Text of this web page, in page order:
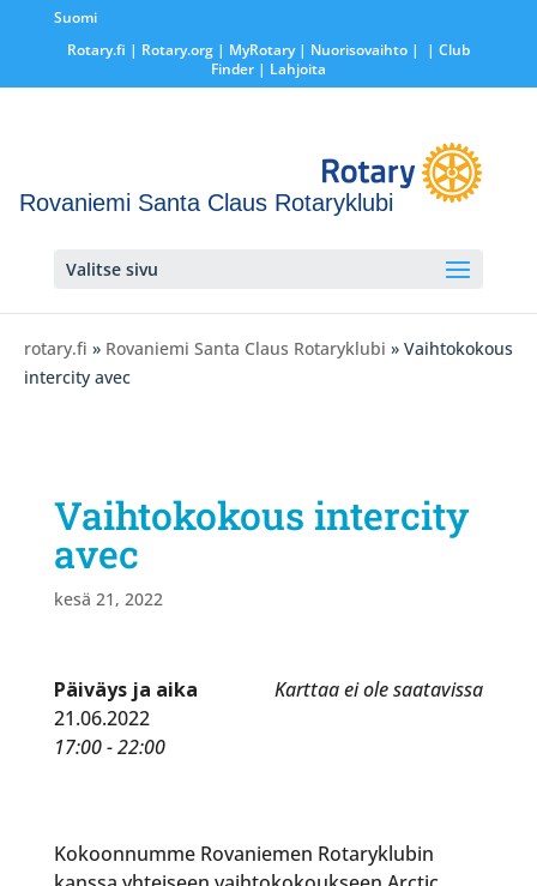
Suomi
Rotary.fi | Rotary.org| MyRotary | Nuorisovaihto|
| Club
Finder| Lahjoita
Rovaniemi Santa Claus Rotaryklubi
Valitse sivu
rotary.fi » Rovaniemi Santa Claus Rotaryklubi » Vaihtokokous
intercity avec
Vaihtokokous intercity
avec
kesä 21, 2022
Karttaa ei ole saatavissa
Päiväys ja aika
21.06.2022
17:00 - 22:00
Kokoonnumme Rovaniemen Rotaryklubin